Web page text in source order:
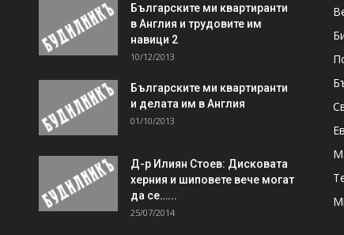
Българските ми квартиранти
в Англия и трудовите им
навици 2
10/12/2013
Българските ми квартиранти
и делата им в Англия
01/10/2013
Д-р Илиян Стоев: Дисковата
херния и шиповете вече могат
да се…...
25/07/2014